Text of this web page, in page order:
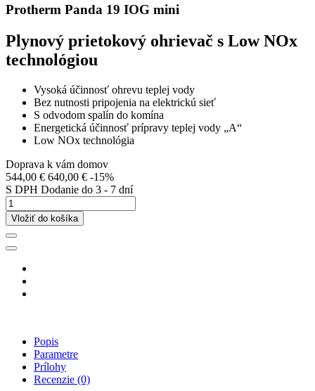
Protherm Panda 19 IOG mini
Plynový prietokový ohrievač s Low NOx
technológiou
Vysoká účinnosť ohrevu teplej vody
Bez nutnosti pripojenia na elektrickú sieť
S odvodom spalín do komína
Energetická účinnosť prípravy teplej vody „A“
Low NOx technológia
Doprava k vám domov
544,00 € 640,00 € -15%
S DPH Dodanie do 3 - 7 dní
Vložiť do košíka
Popis
Parametre
Prílohy
Recenzie (0)